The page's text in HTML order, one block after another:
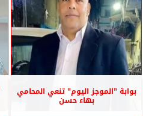
بوابة ”الموجز اليوم” تنعي المحامي
بهاء حسن